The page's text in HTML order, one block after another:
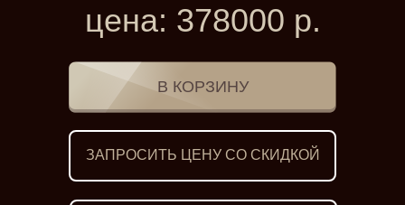
цена: 378000 р.
ЗАПРОСИТЬ ЦЕНУ СО СКИДКОЙ